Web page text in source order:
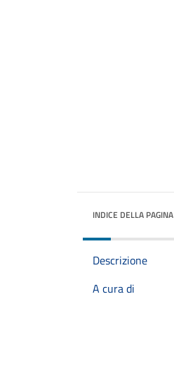
INDICE DELLA PAGINA
Descrizione
A cura di